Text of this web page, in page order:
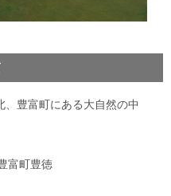
、豊富町にある大自然の中
富町豊徳